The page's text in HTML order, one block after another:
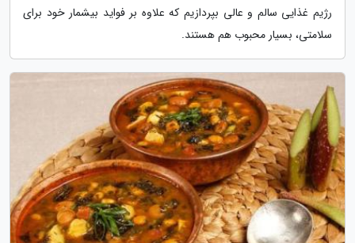
رژیم غذایی سالم و عالی بپردازیم که علاوه بر فواید بیشمار خود برای
سلامتی، بسیار محبوب هم هستند.